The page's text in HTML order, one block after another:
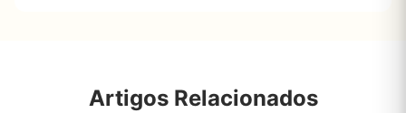
Artigos Relacionados